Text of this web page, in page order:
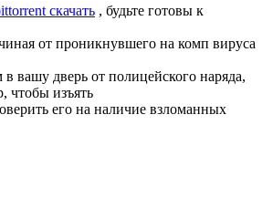
скачать , будьте готовы к
от проникнувшего на комп вируса
вашу дверь от полицейского наряда,
чтобы изъять
его на наличие взломанных